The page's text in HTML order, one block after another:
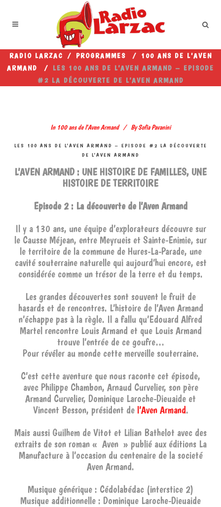
RADIO LARZAC / PROGRAMMES / 100 ANS DE L'AVEN
ARMAND
/ LES 100 ANS DE L’AVEN ARMAND – EPISODE
#2 LA DÉCOUVERTE DE L’AVEN ARMAND
In 100 ans de l'Aven Armand By Sofia Pavanini
LES 100 ANS DE L’AVEN ARMAND – EPISODE #2 LA DÉCOUVERTE
DE L’AVEN ARMAND
L’AVEN ARMAND : UNE HISTOIRE DE FAMILLES, UNE
HISTOIRE DE TERRITOIRE
Episode 2 : La découverte de l’Aven Armand
Il y a 130 ans, une équipe d’explorateurs découvre sur
le Causse Méjean, entre Meyrueis et Sainte-Enimie, sur
le territoire de la commune de Hures-La-Parade, une
cavité souterraine naturelle qui aujourd’hui encore, est
considérée comme un trésor de la terre et du temps.
Les grandes découvertes sont souvent le fruit de
hasards et de rencontres. L’histoire de l’Aven Armand
n’échappe pas à la règle. Il a fallu qu’Edouard Alfred
Martel rencontre Louis Armand et que Louis Armand
trouve l’entrée de ce goufre…
Pour révéler au monde cette merveille souterraine.
C’est cette aventure que nous raconte cet épisode,
avec Philippe Chambon, Arnaud Curvelier, son père
Armand Curvelier, Dominique Laroche-Dieuaide et
Vincent Besson, président del’Aven Armand.
Mais aussi Guilhem de Vitot et Lilian Bathelot avec des
extraits de son roman « Aven » publié aux éditions La
Manufacture à l’occasion du centenaire de la societé
Aven Armand.
Musique générique : Cédolabédac (interstice 2)
Musique additionnelle : Dominique Laroche-Dieuaide